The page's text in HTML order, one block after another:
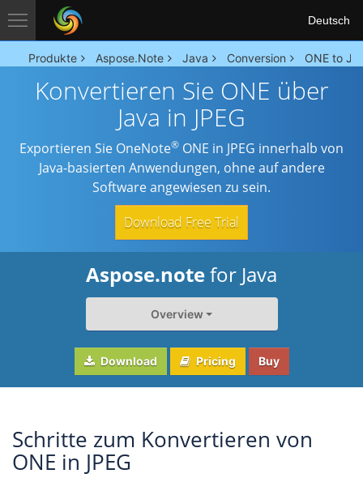
Deutsch
Produkte Aspose.Note Java Conversion ONE to
Konvertieren Sie ONE über
Java in JPEG
Exportieren Sie OneNote® ONE in JPEG innerhalb von
Java-basierten Anwendungen, ohne auf andere
Software angewiesen zu sein.
Download Free Trial
Aspose.notefor Java
Overview
Download Pricing Buy
Schritte zum Konvertieren von
ONE in JPEG